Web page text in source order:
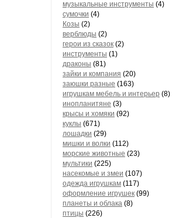
музыкальные инструменты (4)
сумочки (4)
Козы (2)
верблюды (2)
герои из сказок (2)
инструменты (1)
драконы (81)
зайки и компания (20)
заюшки разные (163)
игрушкам мебель и интерьер (8)
инопланитяне (3)
крысы и хомяки (92)
куклы (671)
лошадки (29)
мишки и волки (112)
морские животные (23)
мультики (225)
насекомые и змеи (107)
одежда игрушкам (117)
оформление игрушек (99)
планеты и облака (8)
птицы (226)